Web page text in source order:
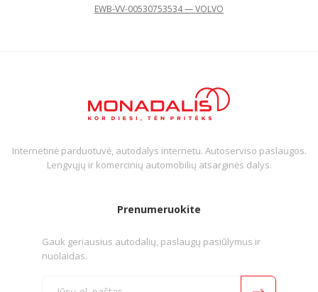
EWB-VV-00530753534 — VOLVO
Internetinė parduotuvė, autodalys internetu. Autoserviso paslaugos.
Lengvųjų ir komercinių automobilių atsarginės dalys.
Prenumeruokite
Gauk geriausius autodalių, paslaugų pasiūlymus ir
nuolaidas.